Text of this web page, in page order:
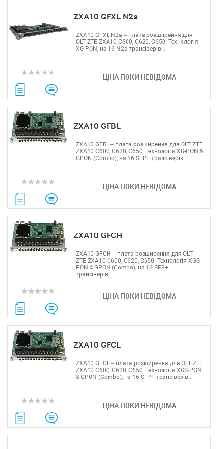
ZXA10 GFXL N2a
ЦІНА ПОКИ НЕВІДОМА
ZXA10 GFXL N2a – плата розширення для
OLT ZTE ZXA10 C600, C620, C650. Технологія
XG-PON, на 16 N2a трансіверів...
ZXA10 GFBL
ЦІНА ПОКИ НЕВІДОМА
ZXA10 GFBL – плата розширення для OLT ZTE
ZXA10 C600, C620, C650. Технологія XG-PON &
GPON (Combo), на 16 SFP+ трансіверів...
ZXA10 GFCH
ЦІНА ПОКИ НЕВІДОМА
ZXA10 GFCH – плата розширення для OLT
ZTE ZXA10 C600, C620, C650. Технологія XGS-
PON & GPON (Combo), на 16 SFP+
трансіверів...
ZXA10 GFCL
ЦІНА ПОКИ НЕВІДОМА
ZXA10 GFCL – плата розширення для OLT ZTE
ZXA10 C600, C620, C650. Технологія XGS-PON
& GPON (Combo), на 16 SFP+ трансіверів...